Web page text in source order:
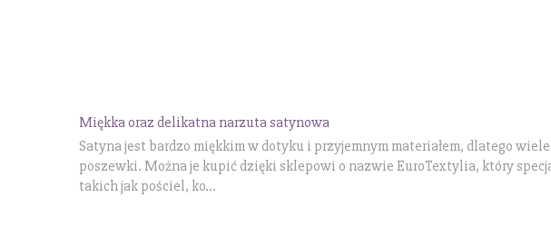
Miękka oraz delikatna narzuta satynowa
Satyna jest bardzo miękkim w dotyku i przyjemnym materiałem, dlatego
poszewki. Można je kupić dzięki sklepowi o nazwie EuroTextylia, który
takich jak pościel, ko...